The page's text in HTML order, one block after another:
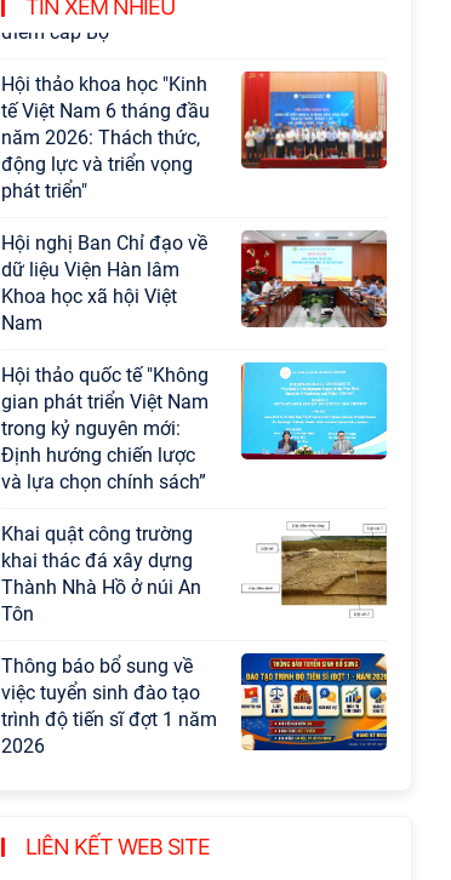
TIN XEM NHIỀU
Chương trình khoa học và công nghệ trọng
điểm cấp Bộ
Hội thảo khoa học "Kinh
tế Việt Nam 6 tháng đầu
năm 2026: Thách thức,
động lực và triển vọng
phát triển"
Hội nghị Ban Chỉ đạo về
dữ liệu Viện Hàn lâm
Khoa học xã hội Việt
Nam
Hội thảo quốc tế "Không
gian phát triển Việt Nam
trong kỷ nguyên mới:
Định hướng chiến lược
và lựa chọn chính sách”
Khai quật công trường
khai thác đá xây dựng
Thành Nhà Hồ ở núi An
Tôn
Thông báo bổ sung về
việc tuyển sinh đào tạo
trình độ tiến sĩ đợt 1 năm
2026
LIÊN KẾT WEB SITE